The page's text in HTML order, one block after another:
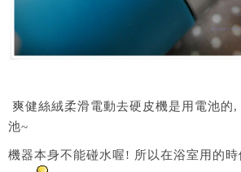
爽健絲絨柔滑電動去硬皮機是用電池的
池~
機器本身不能碰水喔! 所以在浴室用的